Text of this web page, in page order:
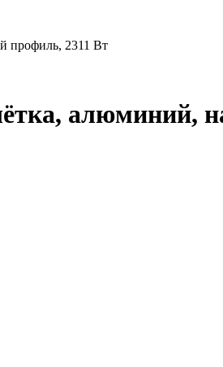
профиль, 2311 Вт
алюминий,